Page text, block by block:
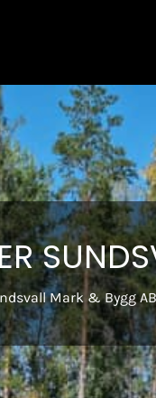
Mark & Bygg